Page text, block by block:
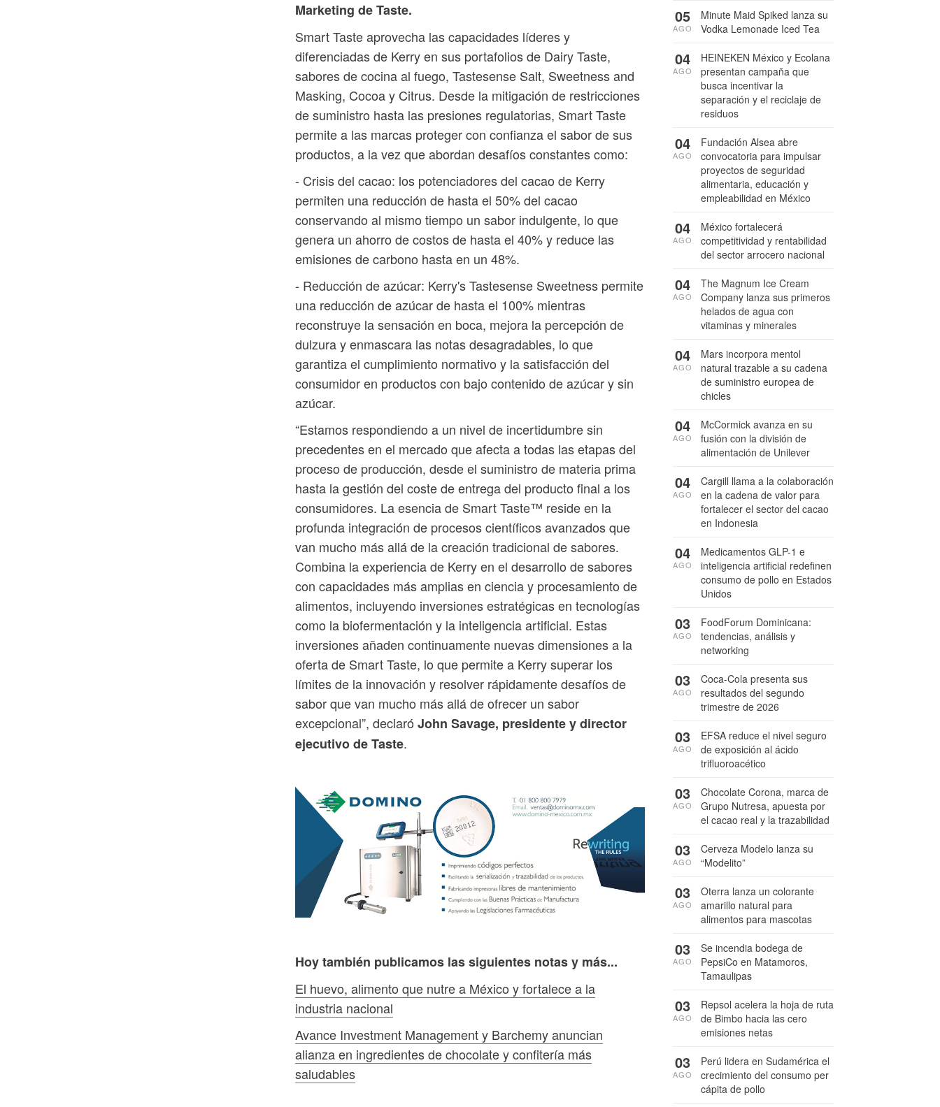
Marketing de Taste.
Smart Taste aprovecha las capacidades líderes y
diferenciadas de Kerry en sus portafolios de Dairy Taste,
sabores de cocina al fuego, Tastesense Salt, Sweetness and
Masking, Cocoa y Citrus. Desde la mitigación de restricciones
de suministro hasta las presiones regulatorias, Smart Taste
permite a las marcas proteger con confianza el sabor de sus
productos, a la vez que abordan desafíos constantes como:
- Crisis del cacao: los potenciadores del cacao de Kerry
permiten una reducción de hasta el 50% del cacao
conservando al mismo tiempo un sabor indulgente, lo que
genera un ahorro de costos de hasta el 40% y reduce las
emisiones de carbono hasta en un 48%.
- Reducción de azúcar: Kerry's Tastesense Sweetness permite
una reducción de azúcar de hasta el 100% mientras
reconstruye la sensación en boca, mejora la percepción de
dulzura y enmascara las notas desagradables, lo que
garantiza el cumplimiento normativo y la satisfacción del
consumidor en productos con bajo contenido de azúcar y sin
azúcar.
“Estamos respondiendo a un nivel de incertidumbre sin
precedentes en el mercado que afecta a todas las etapas del
proceso de producción, desde el suministro de materia prima
hasta la gestión del coste de entrega del producto final a los
consumidores. La esencia de Smart Taste™ reside en la
profunda integración de procesos científicos avanzados que
van mucho más allá de la creación tradicional de sabores.
Combina la experiencia de Kerry en el desarrollo de sabores
con capacidades más amplias en ciencia y procesamiento de
alimentos, incluyendo inversiones estratégicas en tecnologías
como la biofermentación y la inteligencia artificial. Estas
inversiones añaden continuamente nuevas dimensiones a la
oferta de Smart Taste, lo que permite a Kerry superar los
límites de la innovación y resolver rápidamente desafíos de
sabor que van mucho más allá de ofrecer un sabor
excepcional”, declaró John Savage, presidente y director
ejecutivo de Taste.
Hoy también publicamos las siguientes notas y más...
El huevo, alimento que nutre a México y fortalece a la
industria nacional
Avance Investment Management y Barchemy anuncian
alianza en ingredientes de chocolate y confitería más
saludables
Minute Maid Spiked lanza su
Vodka Lemonade Iced Tea
05
AGO
HEINEKEN México y Ecolana
presentan campaña que
busca incentivar la
separación y el reciclaje de
residuos
04
AGO
Fundación Alsea abre
convocatoria para impulsar
proyectos de seguridad
alimentaria, educación y
empleabilidad en México
04
AGO
México fortalecerá
competitividad y rentabilidad
del sector arrocero nacional
04
AGO
The Magnum Ice Cream
Company lanza sus primeros
helados de agua con
vitaminas y minerales
04
AGO
Mars incorpora mentol
natural trazable a su cadena
de suministro europea de
chicles
04
AGO
McCormick avanza en su
fusión con la división de
alimentación de Unilever
04
AGO
Cargill llama a la colaboración
en la cadena de valor para
fortalecer el sector del cacao
en Indonesia
04
AGO
Medicamentos GLP-1 e
inteligencia artificial redefinen
consumo de pollo en Estados
Unidos
04
AGO
FoodForum Dominicana:
tendencias, análisis y
networking
03
AGO
Coca-Cola presenta sus
resultados del segundo
trimestre de 2026
03
AGO
EFSA reduce el nivel seguro
de exposición al ácido
trifluoroacético
03
AGO
Chocolate Corona, marca de
Grupo Nutresa, apuesta por
el cacao real y la trazabilidad
03
AGO
Cerveza Modelo lanza su
“Modelito”
03
AGO
Oterra lanza un colorante
amarillo natural para
alimentos para mascotas
03
AGO
Se incendia bodega de
PepsiCo en Matamoros,
Tamaulipas
03
AGO
Repsol acelera la hoja de ruta
de Bimbo hacia las cero
emisiones netas
03
AGO
Perú lidera en Sudamérica el
crecimiento del consumo per
cápita de pollo
03
AGO